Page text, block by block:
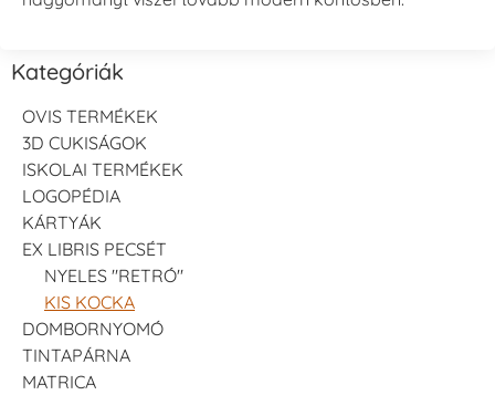
Kategóriák
OVIS TERMÉKEK
3D CUKISÁGOK
ISKOLAI TERMÉKEK
LOGOPÉDIA
KÁRTYÁK
EX LIBRIS PECSÉT
NYELES "RETRÓ"
KIS KOCKA
DOMBORNYOMÓ
TINTAPÁRNA
MATRICA